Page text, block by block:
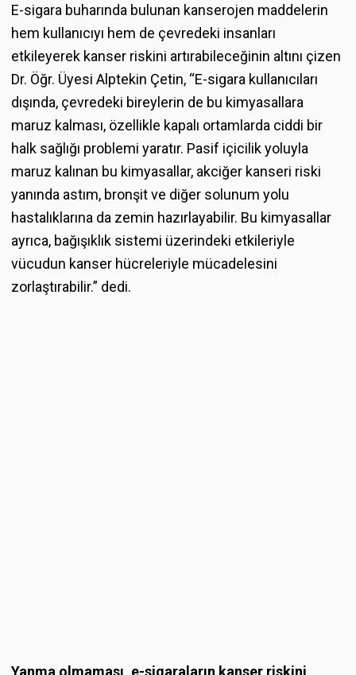
E-sigara buharında bulunan kanserojen maddelerin
hem kullanıcıyı hem de çevredeki insanları
etkileyerek kanser riskini artırabileceğinin altını çizen
Dr. Öğr. Üyesi Alptekin Çetin, “E-sigara kullanıcıları
dışında, çevredeki bireylerin de bu kimyasallara
maruz kalması, özellikle kapalı ortamlarda ciddi bir
halk sağlığı problemi yaratır. Pasif içicilik yoluyla
maruz kalınan bu kimyasallar, akciğer kanseri riski
yanında astım, bronşit ve diğer solunum yolu
hastalıklarına da zemin hazırlayabilir. Bu kimyasallar
ayrıca, bağışıklık sistemi üzerindeki etkileriyle
vücudun kanser hücreleriyle mücadelesini
zorlaştırabilir.” dedi.
Yanma olmaması, e-sigaraların kanser riskini